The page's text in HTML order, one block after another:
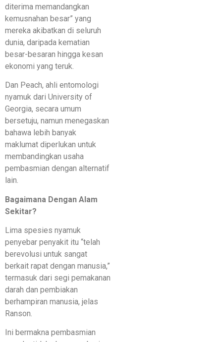
diterima memandangkan
kemusnahan besar” yang
mereka akibatkan di seluruh
dunia, daripada kematian
besar-besaran hingga kesan
ekonomi yang teruk.
Dan Peach, ahli entomologi
nyamuk dari University of
Georgia, secara umum
bersetuju, namun menegaskan
bahawa lebih banyak
maklumat diperlukan untuk
membandingkan usaha
pembasmian dengan alternatif
lain.
Bagaimana Dengan Alam
Sekitar?
Lima spesies nyamuk
penyebar penyakit itu “telah
berevolusi untuk sangat
berkait rapat dengan manusia,”
termasuk dari segi pemakanan
darah dan pembiakan
berhampiran manusia, jelas
Ranson.
Ini bermakna pembasmian